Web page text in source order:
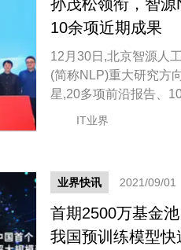
孙茂松领衔，智
10余项近期成果
12月30日,北京智源人
(简称NLP)重大研究方
星,20多项前沿报告、
了大模型评测的“命题
IT业界
业界快讯 2021/09/01
首期2500万基金
我国预训练模型快